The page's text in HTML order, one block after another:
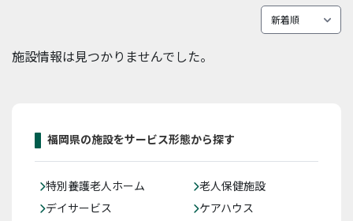
施設情報は見つかりませんでした。
福岡県の施設をサービス形態から探す
特別養護老人ホーム
老人保健施設
デイサービス
ケアハウス